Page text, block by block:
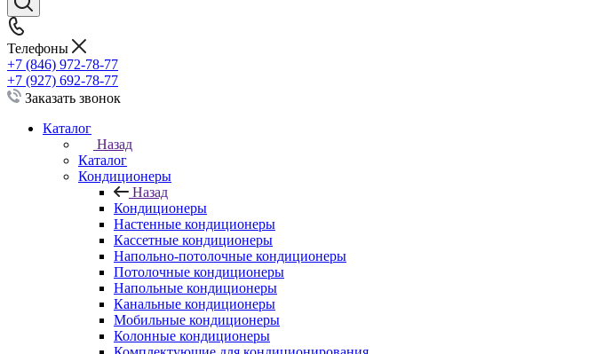
Телефоны
+7 (846) 972-78-77
+7 (927) 692-78-77
Заказать звонок
Каталог
Назад
Каталог
Кондиционеры
Назад
Кондиционеры
Настенные кондиционеры
Кассетные кондиционеры
Напольно-потолочные кондиционеры
Потолочные кондиционеры
Напольные кондиционеры
Канальные кондиционеры
Мобильные кондиционеры
Колонные кондиционеры